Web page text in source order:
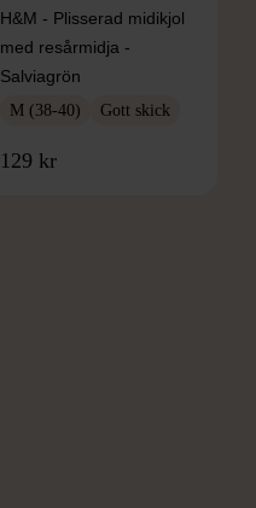
H&M - Plisserad midikjol
med resårmidja -
Salviagrön
M (38-40) Gott skick
129 kr